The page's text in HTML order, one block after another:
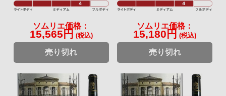
ソムリエ価格：
15,565円 (税込)
売り切れ
ソムリエ価格：
15,180円 (税込)
売り切れ